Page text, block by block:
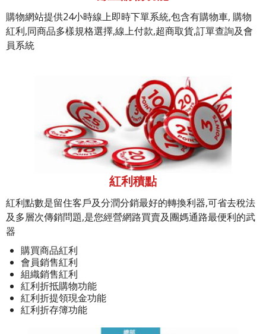
購物網站提供24小時線上即時下單系統,包含有購物車, 購物
紅利,同商品多樣規格選擇,線上付款,超商取貨,訂單查詢及會
員系統
紅利積點
紅利點數是留住客戶及分潤分銷最好的轉換利器,可省去稅法
及多層次傳銷問題,是您經營網路買賣及團媽通路最便利的武
器
購買商品紅利
會員銷售紅利
組織銷售紅利
紅利折抵購物功能
紅利折提領現金功能
紅利折存簿功能